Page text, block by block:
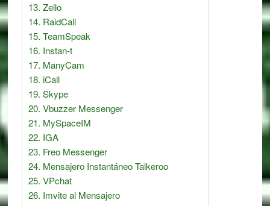
Zello
RaidCall
TeamSpeak
Instan-t
ManyCam
iCall
Skype
Vbuzzer Messenger
MySpaceIM
IGA
Freo Messenger
Mensajero Instantáneo Talkeroo
VPchat
Imvite al Mensajero